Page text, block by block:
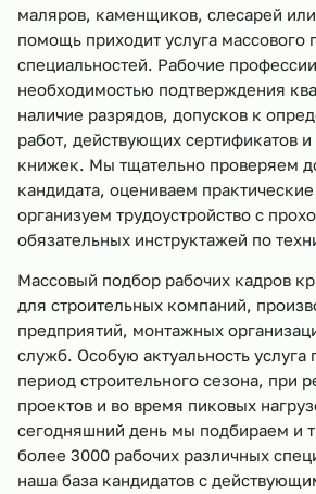
маляров, каменщиков, слесарей
помощь приходит услуга массового
специальностей. Рабочие
необходимостью подтверждения
наличие разрядов, допусков к
работ, действующих сертификатов
книжек. Мы тщательно проверяем
кандидата, оцениваем
организуем трудоустройство с
обязательных инструктажей по
Массовый подбор рабочих кадров
для строительных компаний,
предприятий, монтажных
служб. Особую актуальность услуга
период строительного сезона, при
проектов и во время пиковых
сегодняшний день мы подбираем и
более 3000 рабочих различных
наша база кандидатов с